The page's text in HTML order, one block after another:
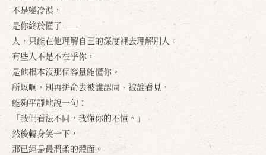
不是變冷漠，
是你終於懂了——
人，只能在他理解自己的深度裡去理解別人。
有些人不是不在乎你，
是他根本沒那個容量能懂你。
所以啊，別再拼命去被誰認同、被誰看見，
能夠平靜地說一句：
「我們看法不同，我懂你的不懂。」
然後轉身笑一下，
那已經是最溫柔的體面。